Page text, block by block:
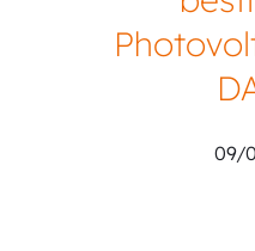
09/